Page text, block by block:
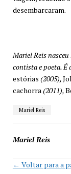
desembarcaram.
Mariel Reis nasceu
contista e poeta. É
estórias (2005),
cachorra (2011),
Mariel Reis
Mariel Reis
← Voltar para a